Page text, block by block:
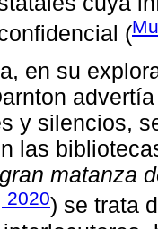
(
en su
y silencios,
las
matanza
2020) se trata